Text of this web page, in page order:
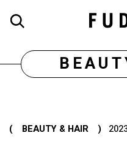
( BEAUTY & HAIR )